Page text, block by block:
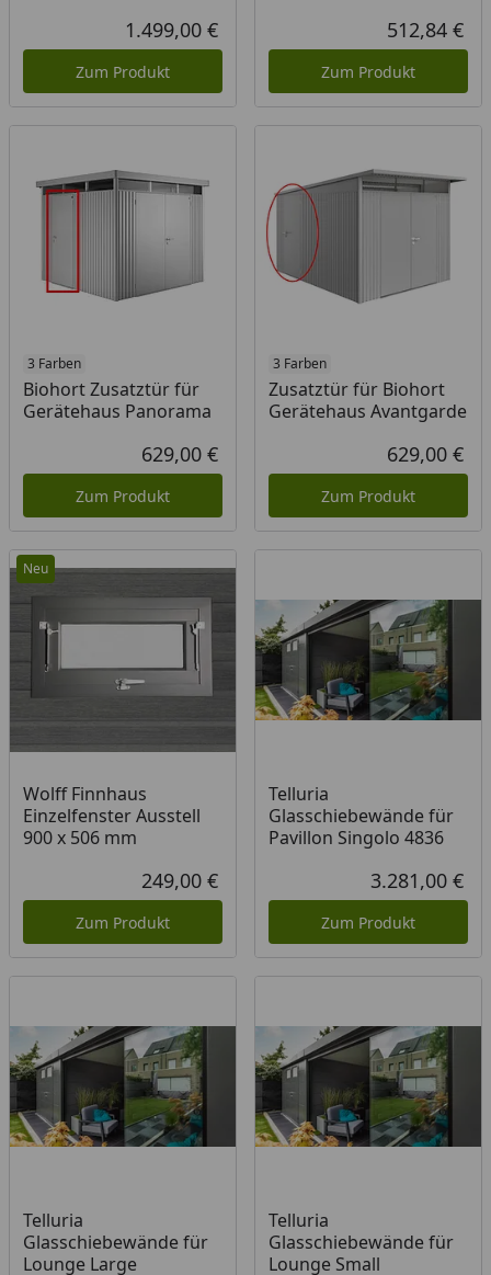
Aktueller Preis
1.499,00 €
Zum Produkt
512,84 €
Zum Produkt
3 Farben
Biohort Zusatztür für
Gerätehaus Panorama
Aktueller Preis
629,00 €
Zum Produkt
3 Farben
Zusatztür für Biohort
Gerätehaus Avantgarde
629,00 €
Zum Produkt
Neu
Wolff Finnhaus
Einzelfenster Ausstell
900 x 506 mm
Aktueller Preis
249,00 €
Zum Produkt
Telluria
Glasschiebewände für
Pavillon Singolo 4836
3.281,00 €
Zum Produkt
Telluria
Glasschiebewände für
Lounge Large
Telluria
Glasschiebewände für
Lounge Small